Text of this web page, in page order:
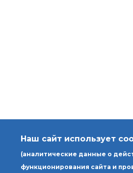
Наш сайт использует
(аналитические данные о
функционирования сайта и